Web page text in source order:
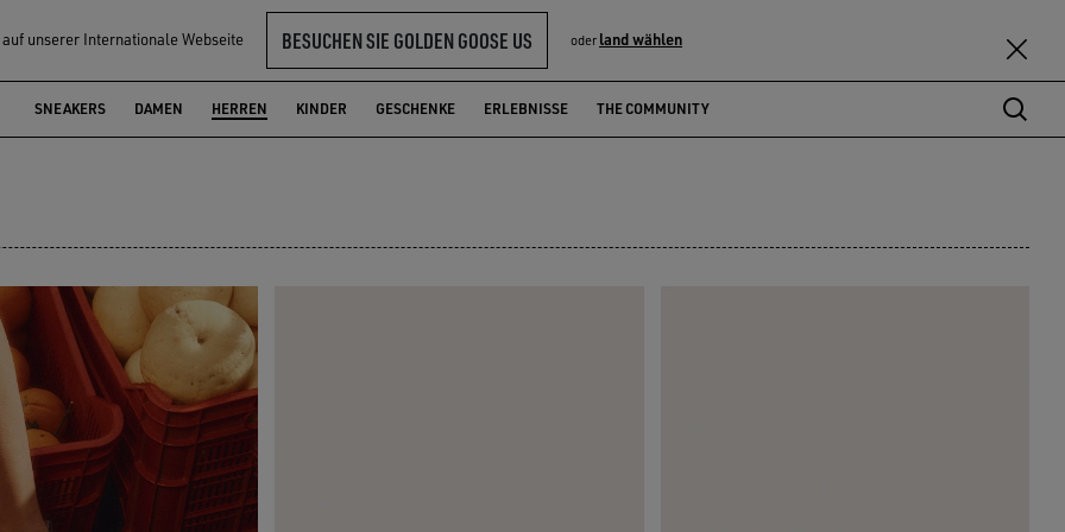
unserer Internationale Webseite BESUCHEN SIE GOLDEN GOOSE US oder land wählen
SNEAKERS DAMEN HERREN KINDER GESCHENKE ERLEBNISSE THE COMMUNITY